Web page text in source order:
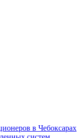
в Чебоксарах